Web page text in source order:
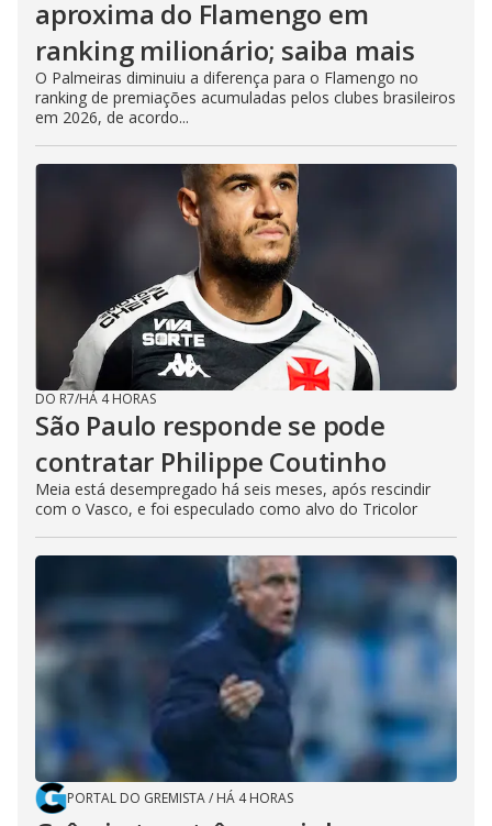
aproxima do Flamengo em
ranking milionário; saiba mais
O Palmeiras diminuiu a diferença para o Flamengo no
ranking de premiações acumuladas pelos clubes brasileiros
em 2026, de acordo...
DO R7/HÁ 4 HORAS
São Paulo responde se pode
contratar Philippe Coutinho
Meia está desempregado há seis meses, após rescindir
com o Vasco, e foi especulado como alvo do Tricolor
PORTAL DO GREMISTA/ HÁ 4 HORAS